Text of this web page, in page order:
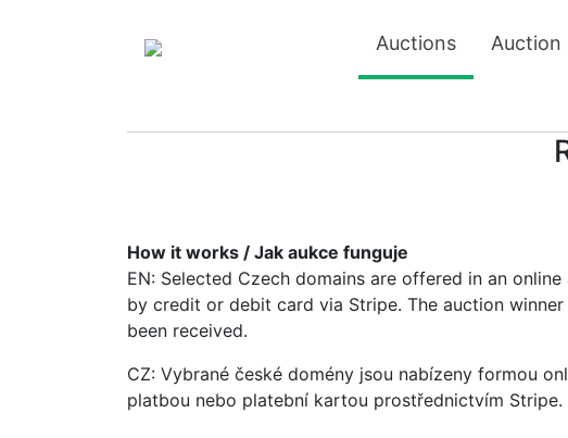
Auctions Auction
How it works / Jak aukce funguje
EN: Selected Czech domains are offered in an
by credit or debit card via Stripe. The auction
been received.
CZ: Vybrané české domény jsou nabízeny formou
platbou nebo platební kartou prostřednictvím